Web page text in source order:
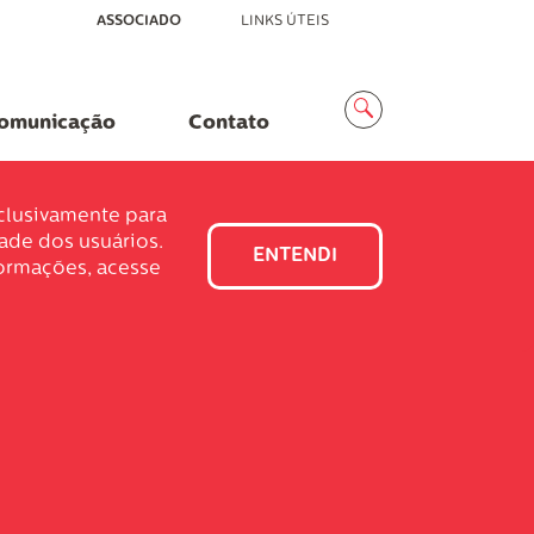
MenuASSOCIADO LINKS ÚTEIS
Contato
Busca
para
dos usuários.
acesse
ENTENDI